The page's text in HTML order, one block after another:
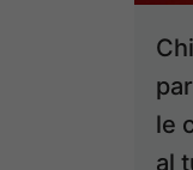
le
al